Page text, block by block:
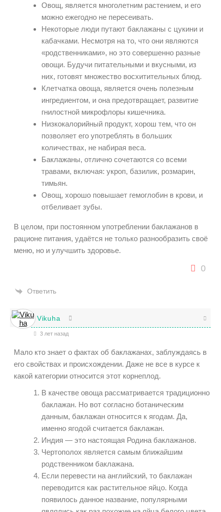
Овощ, является многолетним растением, и его
можно ежегодно не пересеивать.
Некоторые люди путают баклажаны с цукини и
кабачками. Несмотря на то, что они являются
«родственниками», но это совершенно разные
овощи. Будучи питательными и вкусными, из
них, готовят множество восхитительных блюд.
Клетчатка овоща, является очень полезным
ингредиентом, и она предотвращает, развитие
гнилостной микрофлоры кишечника.
Низкокалорийный продукт, хорош тем, что он
позволяет его употреблять в больших
количествах, не набирая веса.
Баклажаны, отлично сочетаются со всеми
травами, включая: укроп, базилик, розмарин,
тимьян.
Овощ, хорошо повышает гемоглобин в крови, и
отбеливает зубы.
В целом, при постоянном употреблении баклажанов в
рационе питания, удаётся не только разнообразить своё
меню, но и улучшить здоровье.
0
Ответить
Vikuha
3 лет назад
Мало кто знает о фактах об баклажанах, заблуждаясь в
его свойствах и происхождении. Даже не все в курсе к
какой категории относится этот корнеплод.
В качестве овоща рассматривается традиционно
баклажан. Но вот согласно ботаническим
данным, баклажан относится к ягодам. Да,
именно ягодой считается баклажан.
Индия — это настоящая Родина баклажанов.
Чертополох является самым ближайшим
родственником баклажана.
Если перевести на английский, то баклажан
переводится как растительное яйцо. Когда
появилось данное название, популярными